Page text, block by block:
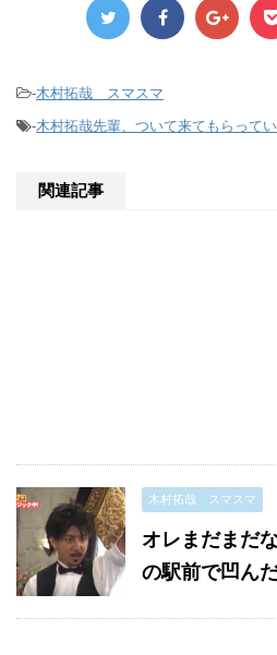
-木村拓哉 スマスマ
-木村拓哉先輩、ついて来てもらって
関連記事
木村拓哉 スマスマ
オレまだまだ
の駅前で凹ん